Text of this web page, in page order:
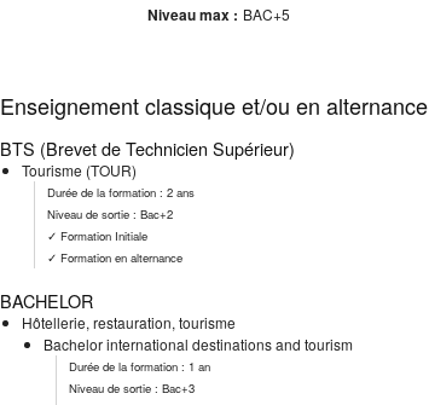
Niveau max : BAC+5
Enseignement classique et/ou en alternance
BTS (Brevet de Technicien Supérieur)
Tourisme (TOUR)
Durée de la formation : 2 ans
Niveau de sortie : Bac+2
✓ Formation Initiale
✓ Formation en alternance
BACHELOR
Hôtellerie, restauration, tourisme
Bachelor international destinations and tourism
Durée de la formation : 1 an
Niveau de sortie : Bac+3